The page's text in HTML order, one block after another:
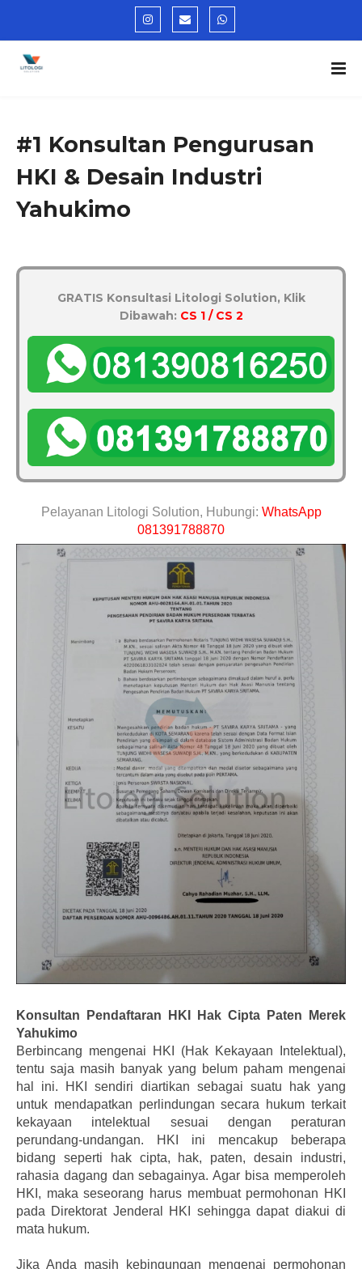
#1 Konsultan Pengurusan
HKI & Desain Industri
Yahukimo
GRATIS Konsultasi Litologi Solution, Klik
Dibawah: CS 1 / CS 2
Pelayanan Litologi Solution, Hubungi: WhatsApp
081391788870
Konsultan Pendaftaran HKI Hak Cipta Paten Merek
Yahukimo
Berbincang mengenai HKI (Hak Kekayaan Intelektual),
tentu saja masih banyak yang belum paham mengenai
hal ini. HKI sendiri diartikan sebagai suatu hak yang
untuk mendapatkan perlindungan secara hukum terkait
kekayaan intelektual sesuai dengan peraturan
perundang-undangan. HKI ini mencakup beberapa
bidang seperti hak cipta, hak, paten, desain industri,
rahasia dagang dan sebagainya. Agar bisa memperoleh
HKI, maka seseorang harus membuat permohonan HKI
pada Direktorat Jenderal HKI sehingga dapat diakui di
mata hukum.
Jika Anda masih kebingungan mengenai permohonan